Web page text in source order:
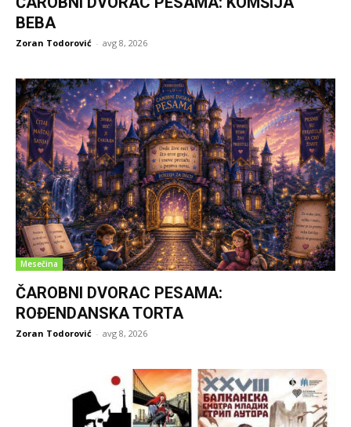
BEBA
Zoran Todorović - avg 8, 2026
Mesečina
ČAROBNI DVORAC PESAMA:
ROĐENDANSKA TORTA
Zoran Todorović - avg 8, 2026